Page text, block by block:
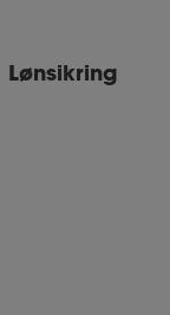
Lønsikring